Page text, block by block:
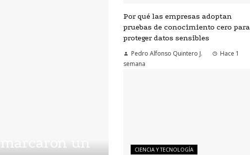
un
Por qué las empresas adoptan
pruebas de conocimiento cero para
proteger datos sensibles
Pedro Alfonso Quintero J.
Hace 1
semana
CIENCIA Y TECNOLOGÍA